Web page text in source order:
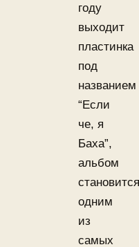
году
выходит
пластинка
под
названием
“Если
че, я
Баха”,
альбом
становится
одним
из
самых